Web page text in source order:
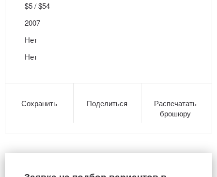
$5 / $54
2007
Нет
Нет
Сохранить Поделиться
Распечатать
брошюру